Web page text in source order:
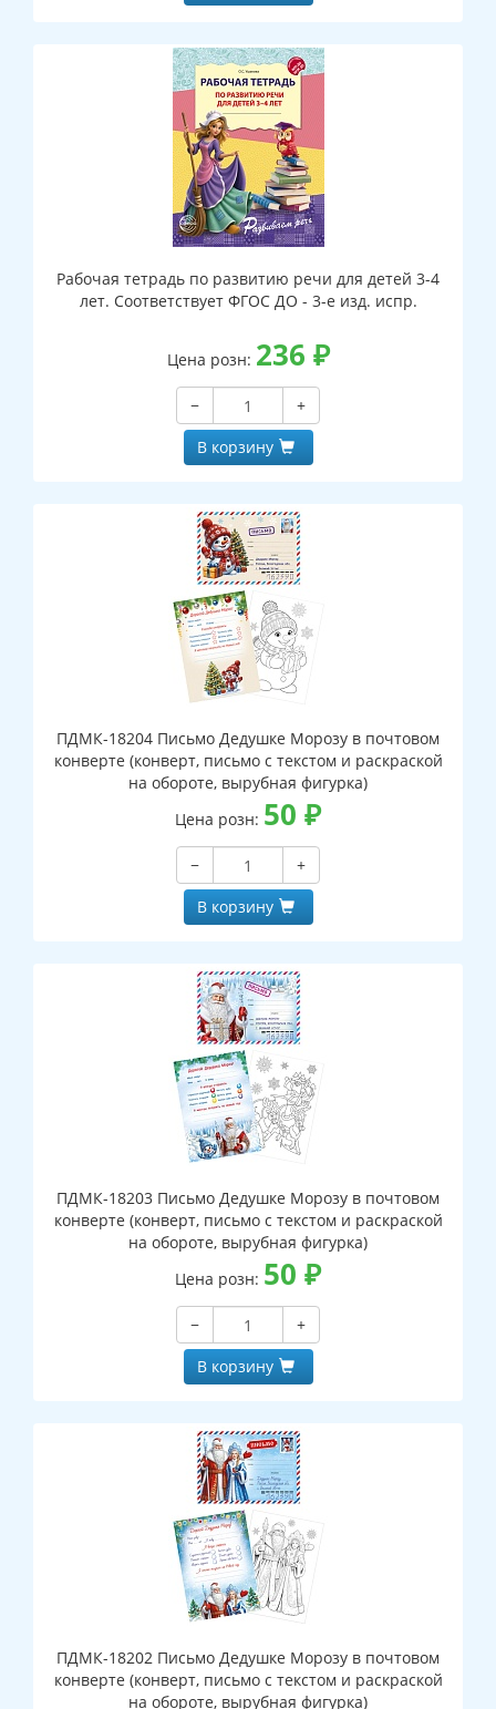
Рабочая тетрадь по развитию речи для детей 3-4
лет. Соответствует ФГОС ДО - 3-е изд. испр.
Цена розн: 236 ₽
−
+
В корзину
ПДМК-18204 Письмо Дедушке Морозу в почтовом
конверте (конверт, письмо с текстом и раскраской
на обороте, вырубная фигурка)
Цена розн: 50 ₽
−
+
В корзину
ПДМК-18203 Письмо Дедушке Морозу в почтовом
конверте (конверт, письмо с текстом и раскраской
на обороте, вырубная фигурка)
Цена розн: 50 ₽
−
+
В корзину
ПДМК-18202 Письмо Дедушке Морозу в почтовом
конверте (конверт, письмо с текстом и раскраской
на обороте, вырубная фигурка)